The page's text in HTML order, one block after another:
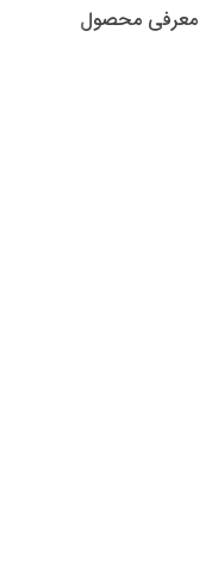
معرفی محصول